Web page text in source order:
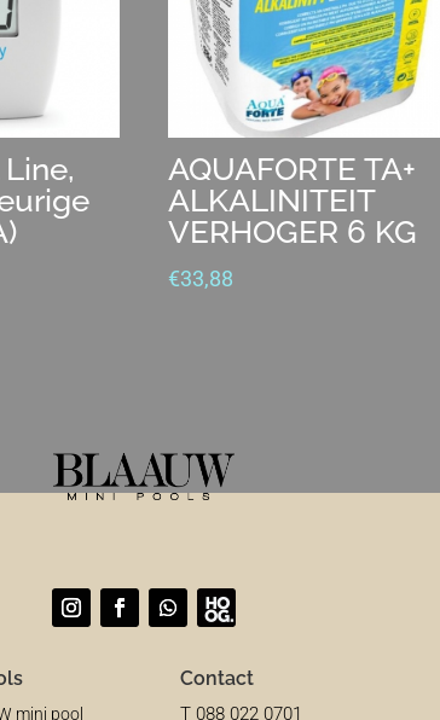
AQUAFORTE TA+
ALKALINITEIT
VERHOGER 6 KG
€33,88
mini pool
Contact
T 088 022 0701